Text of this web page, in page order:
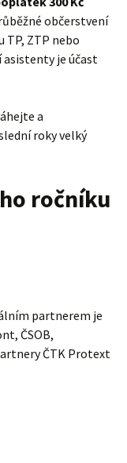
občerstvení
TP, ZTP nebo
asistenty je účast
a
roky velký
ročníku
partnerem je
ČSOB,
ČTK Protext